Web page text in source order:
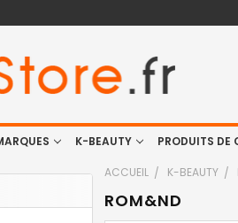
K-BEAUTY PRODUITS DE
ACCUEIL K-BEAUTY
ROM&ND